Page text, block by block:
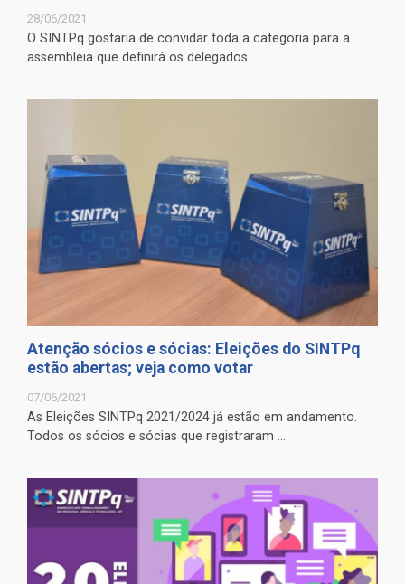
28/06/2021
O SINTPq gostaria de convidar toda a categoria para a
assembleia que definirá os delegados ...
Atenção sócios e sócias: Eleições do SINTPq
estão abertas; veja como votar
07/06/2021
As Eleições SINTPq 2021/2024 já estão em andamento.
Todos os sócios e sócias que registraram ...